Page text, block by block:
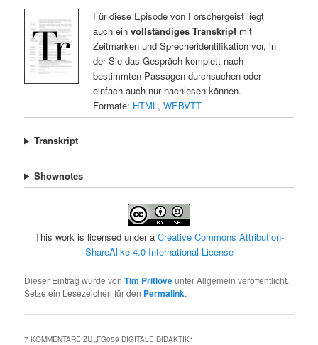
Für diese Episode von Forschergeist liegt
auch ein vollständiges Transkriptmit
Zeitmarken und Sprecheridentifikation vor, in
der Sie das Gespräch komplett nach
bestimmten Passagen durchsuchen oder
einfach auch nur nachlesen können.
Formate: HTML , WEBVTT.
Transkript
Shownotes
This work is licensed under a Creative Commons Attribution-
ShareAlike 4.0 International License
Dieser Eintrag wurde vonTim Pritloveunter Allgemein veröffentlicht.
Setze ein Lesezeichen für den Permalink.
7 KOMMENTARE ZU „FG059 DIGITALE DIDAKTIK“